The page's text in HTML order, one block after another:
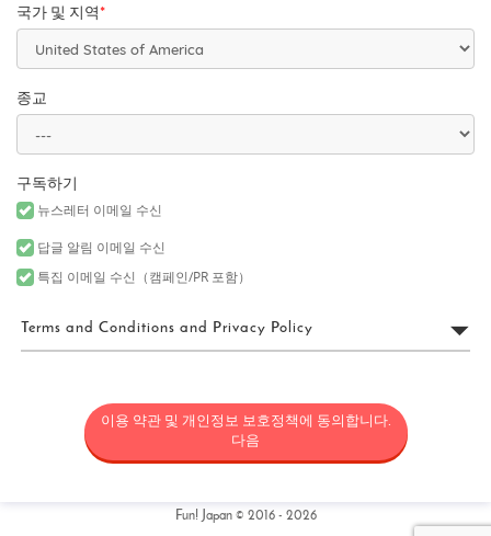
국가 및 지역 *
종교
구독하기
뉴스레터 이메일 수신
답글 알림 이메일 수신
특집 이메일 수신（캠페인/PR 포함）
Terms and Conditions and Privacy Policy
“FUN! JAPAN”은 Fun! Japan 웹사이트(웹 도메인 fun-japan.jp/intl을
포함하되 이에 국한되지 않으며, 추후 어떤 이유로든 개정 또는 변경
될 수 있음)(“사이트”)의 운영을 포함한 서비스를 제공하는 프로젝트
를 통칭하며, 일본의 상품과 서비스를 소비자에게 소개함으로써 일
이용 약관 및 개인정보 보호정책에 동의합니다.
다음
Fun! Japan © 2016 - 2026